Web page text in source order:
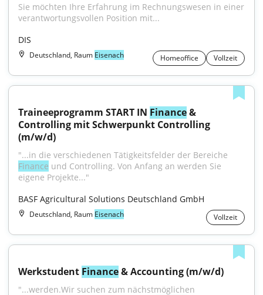
Sie möchten Ihre Erfahrung im Rechnungswesen in einer
verantwortungsvollen Position mit...
DIS
Deutschland, Raum Eisenach Homeoffice Vollzeit
Traineeprogramm START IN Finance &
Controlling mit Schwerpunkt Controlling
(m/w/d)
Finance und Controlling. Von Anfang an werden Sie
eigene Projekte..."
BASF Agricultural Solutions Deutschland GmbH
Deutschland, Raum Eisenach Vollzeit
Werkstudent Finance & Accounting (m/w/d)
"...werden.Wir suchen zum nächstmöglichen